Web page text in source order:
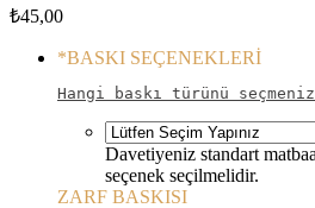
₺45,00
*BASKI SEÇENEKLERİ
Hangi baskı türünü
Davetiyeniz standart
seçenek seçilmelidir.
ZARF BASKISI